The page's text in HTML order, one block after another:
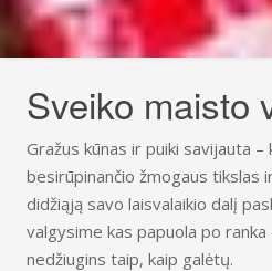
Sveiko maisto
Gražus kūnas ir puiki savijauta –
besirūpinančio žmogaus tikslas
didžiąją savo laisvalaikio dalį
valgysime kas papuola po
nedžiugins taip, kaip galėtų.